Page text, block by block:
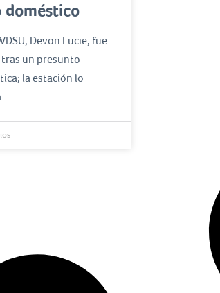
doméstico
Devon Lucie, fue
tras un presunto
la estación lo